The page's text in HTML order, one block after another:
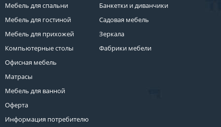
Мебель для спальни
Мебель для гостиной
Мебель для прихожей
Компьютерные столы
Офисная мебель
Матрасы
Мебель для ванной
Оферта
Информация потребителю
Банкетки и диванчики
Садовая мебель
Зеркала
Фабрики мебели